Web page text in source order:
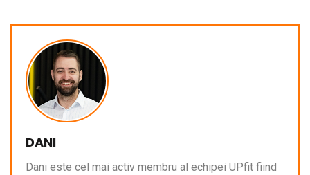
DANI
Dani este cel mai activ membru al echipei UPfit fiind